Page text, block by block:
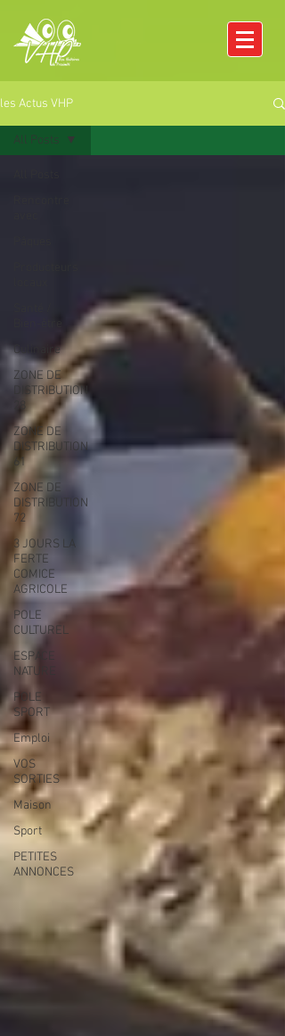
les Actus VHP
Culinaire
ZONE DE
DISTRIBUTION
28
ZONE DE
DISTRIBUTION
61
ZONE DE
DISTRIBUTION
72
3 JOURS LA
FERTE
COMICE
AGRICOLE
POLE
CULTUREL
ESPACE
NATURE
POLE
SPORT
Emploi
VOS
SORTIES
Maison
Sport
PETITES
ANNONCES
All Posts